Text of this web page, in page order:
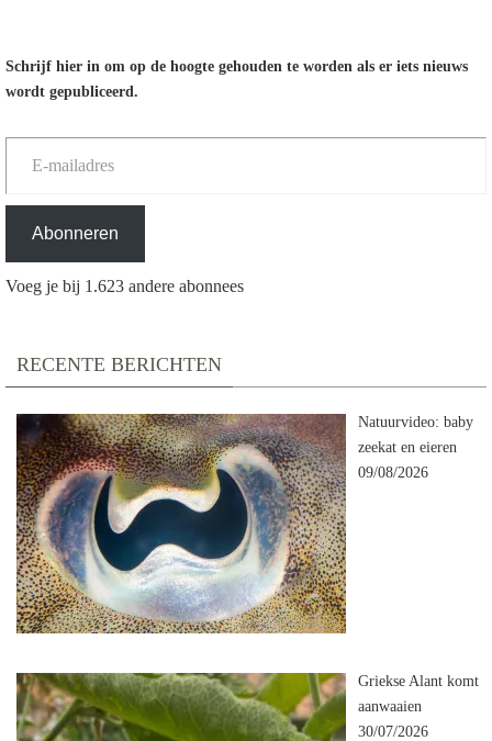
Schrijf hier in om op de hoogte gehouden te worden als er iets nieuws
wordt gepubliceerd.
E-mailadres
Abonneren
Voeg je bij 1.623 andere abonnees
RECENTE BERICHTEN
Natuurvideo: baby
zeekat en eieren
09/08/2026
Griekse Alant komt
aanwaaien
30/07/2026